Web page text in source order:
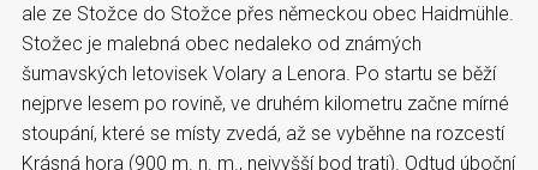
ale ze Stožce do Stožce přes německou obec Haidmühle.
Stožec je malebná obec nedaleko od známých
šumavských letovisek Volary a Lenora. Po startu se běží
nejprve lesem po rovině, ve druhém kilometru začne mírné
stoupání, které se místy zvedá, až se vyběhne na rozcestí
Krásná hora (900 m. n. m., nejvyšší bod trati). Odtud úboční